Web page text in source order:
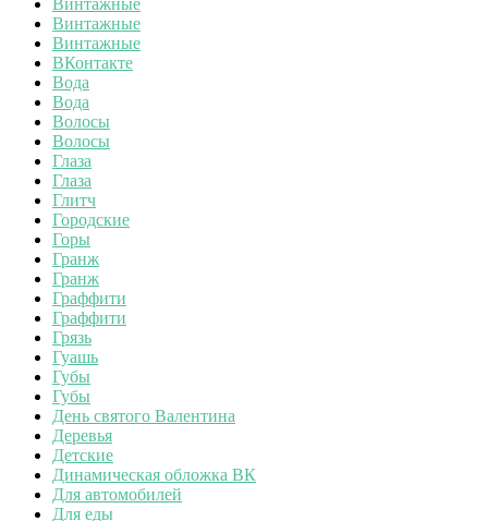
Винтажные
Винтажные
ВКонтакте
Вода
Вода
Волосы
Волосы
Глаза
Глаза
Глитч
Городские
Горы
Гранж
Гранж
Граффити
Граффити
Грязь
Гуашь
Губы
Губы
День святого Валентина
Деревья
Детские
Динамическая обложка ВК
Для автомобилей
Для еды